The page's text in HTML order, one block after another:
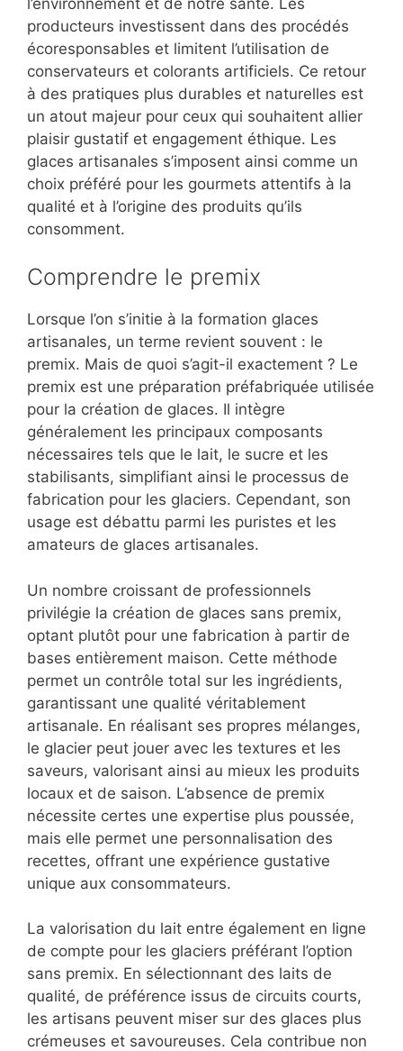
producteurs investissent dans des procédés
écoresponsables et limitent l’utilisation de
conservateurs et colorants artificiels. Ce retour
à des pratiques plus durables et naturelles est
un atout majeur pour ceux qui souhaitent allier
plaisir gustatif et engagement éthique. Les
glaces artisanales s’imposent ainsi comme un
choix préféré pour les gourmets attentifs à la
qualité et à l’origine des produits qu’ils
consomment.
Comprendre le premix
Lorsque l’on s’initie à la formation glaces
artisanales, un terme revient souvent : le
premix. Mais de quoi s’agit-il exactement ? Le
premix est une préparation préfabriquée utilisée
pour la création de glaces. Il intègre
généralement les principaux composants
nécessaires tels que le lait, le sucre et les
stabilisants, simplifiant ainsi le processus de
fabrication pour les glaciers. Cependant, son
usage est débattu parmi les puristes et les
amateurs de glaces artisanales.
Un nombre croissant de professionnels
privilégie la création de glaces sans premix,
optant plutôt pour une fabrication à partir de
bases entièrement maison. Cette méthode
permet un contrôle total sur les ingrédients,
garantissant une qualité véritablement
artisanale. En réalisant ses propres mélanges,
le glacier peut jouer avec les textures et les
saveurs, valorisant ainsi au mieux les produits
locaux et de saison. L’absence de premix
nécessite certes une expertise plus poussée,
mais elle permet une personnalisation des
recettes, offrant une expérience gustative
unique aux consommateurs.
La valorisation du lait entre également en ligne
de compte pour les glaciers préférant l’option
sans premix. En sélectionnant des laits de
qualité, de préférence issus de circuits courts,
les artisans peuvent miser sur des glaces plus
crémeuses et savoureuses. Cela contribue non